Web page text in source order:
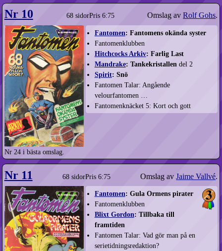
Nr 10 68 sidorPris 6:75 Omslag avRolf Gohs.
Nr 24 i bästa omslag.
Fantomen: Fantomens okända syster
Fantomenklubben
Hitchcocks Arkiv: Farlig Last
Mandrake: Tankekristallen del 2
Spirit: Snö
Fantomen Talar: Angående
velourfantomen …
Fantomenknäcket 5: Kort och gott
Nr 11 68 sidorPris 6:75 Omslag avJaime Vallvé.
Fantomen: Gula Ormens pirater
Fantomenklubben
Blixt Gordon: Tillbaka till
framtiden
Fantomen Talar: Vad gör man på en
serietidnings­redaktion?